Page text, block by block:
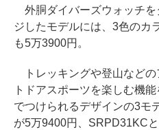
外胴ダイバーズウォッチを
ジしたモデルには、3色のカ
も5万3900円。
トレッキングや登山などの
トドアスポーツを楽しむ機
でつけられるデザインの3モ
が5万9400円、SRPD31KC